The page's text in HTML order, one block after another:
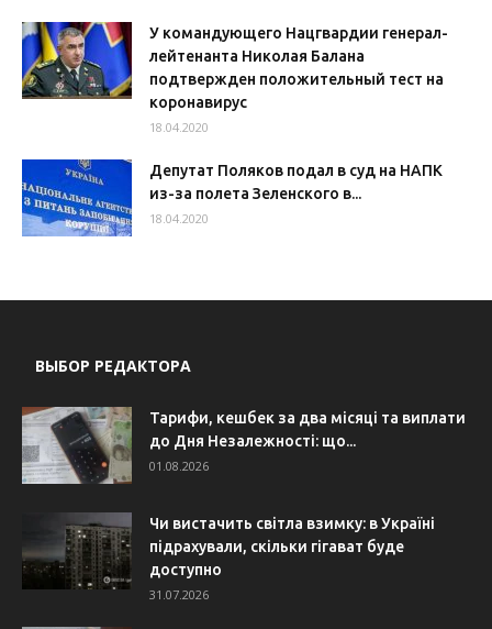
У командующего Нацгвардии генерал-
лейтенанта Николая Балана
подтвержден положительный тест на
коронавирус
18.04.2020
Депутат Поляков подал в суд на НАПК
из-за полета Зеленского в...
18.04.2020
ВЫБОР РЕДАКТОРА
Тарифи, кешбек за два місяці та виплати
до Дня Незалежності: що...
01.08.2026
Чи вистачить світла взимку: в Україні
підрахували, скільки гігават буде
доступно
31.07.2026